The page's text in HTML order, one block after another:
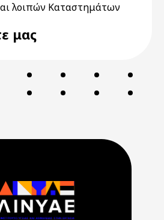
λοιπών Καταστημάτων
μας